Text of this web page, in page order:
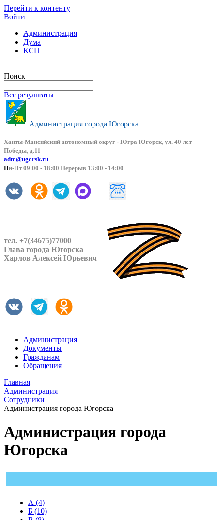
Перейти к контенту
Войти
Администрация
Дума
КСП
Поиск
Все результаты
Администрация города Югорска
Ханты-Мансийский автономный округ - Югра Югорск, ул. 40 лет
Победы, д.11
adm@ugorsk.ru
Пн-Пт 09:00 - 18:00 Перерыв 13:00 - 14:00
тел. +7(34675)77000
Глава города Югорска
Харлов Алексей Юрьевич
Администрация
Документы
Гражданам
Обращения
Главная
Администрация
Сотрудники
Администрация города Югорска
Администрация города
Югорска
А (4)
Б (10)